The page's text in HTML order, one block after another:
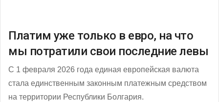
Платим уже только в евро, на что
мы потратили свои последние левы
С 1 февраля 2026 года единая европейская валюта
стала единственным законным платежным средством
на территории Республики Болгария.